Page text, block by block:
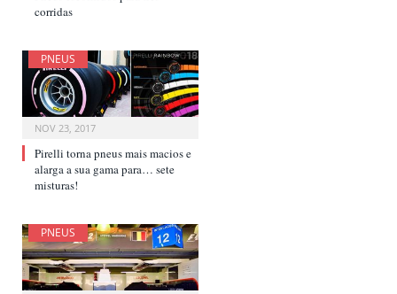
corridas
PNEUS
NOV 23, 2017
Pirelli torna pneus mais macios e
alarga a sua gama para… sete
misturas!
PNEUS